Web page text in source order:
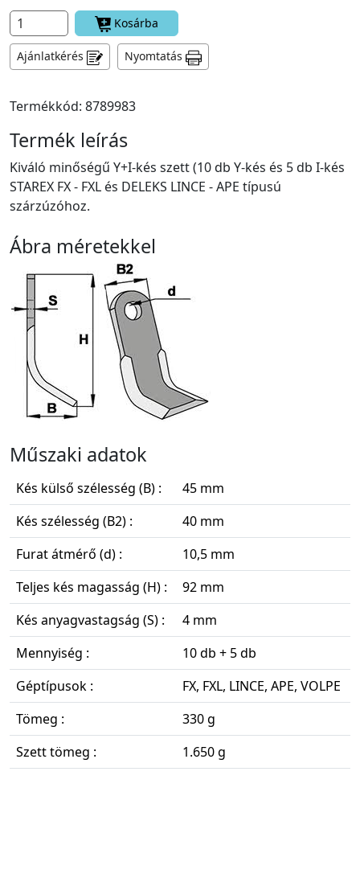
Kosárba
Ajánlatkérés Nyomtatás
Termékkód: 8789983
Termék leírás
Kiváló minőségű Y+I-kés szett (10 db Y-kés és 5 db I-kés
STAREX FX - FXL és DELEKS LINCE - APE típusú
szárzúzóhoz.
Ábra méretekkel
Műszaki adatok
Kés külső szélesség (B) :
45 mm
Kés szélesség (B2) :
40 mm
Furat átmérő (d) :
10,5 mm
Teljes kés magasság (H) :
92 mm
Kés anyagvastagság (S) :
4 mm
Mennyiség :
10 db + 5 db
Géptípusok :
FX, FXL, LINCE, APE, VOLPE
Tömeg :
330 g
Szett tömeg :
1.650 g